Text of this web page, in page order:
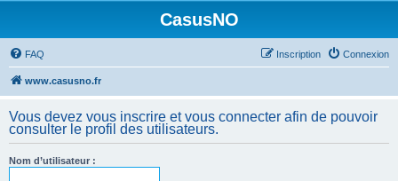
CasusNO
FAQ Connexion
Inscription
www.casusno.fr
Vous devez vous inscrire et vous connecter afin de pouvoir
consulter le profil des utilisateurs.
Nom d’utilisateur :